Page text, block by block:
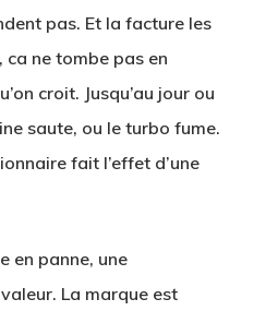
pas. Et la facture les
ca ne tombe pas en
croit. Jusqu’au jour ou
saute, ou le turbo fume.
fait l’effet d’une
en panne, une
La marque est